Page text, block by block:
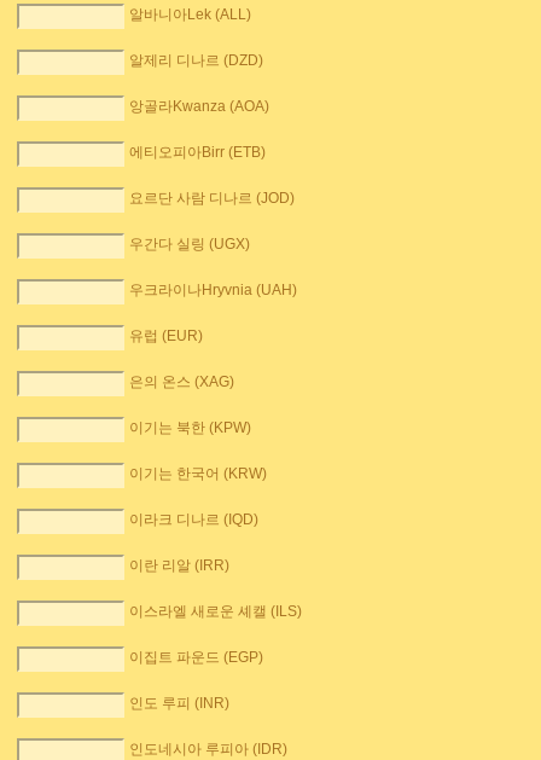
알바니아Lek (ALL)
알제리 디나르 (DZD)
앙골라Kwanza (AOA)
에티오피아Birr (ETB)
요르단 사람 디나르 (JOD)
우간다 실링 (UGX)
우크라이나Hryvnia (UAH)
유럽 (EUR)
은의 온스 (XAG)
이기는 북한 (KPW)
이기는 한국어 (KRW)
이라크 디나르 (IQD)
이란 리알 (IRR)
이스라엘 새로운 셰캘 (ILS)
이집트 파운드 (EGP)
인도 루피 (INR)
인도네시아 루피아 (IDR)